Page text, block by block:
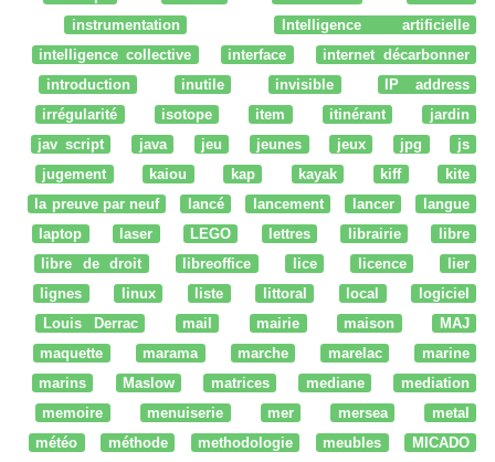
instrumentation
Intelligence artificielle
intelligence collective
interface
internet décarbonner
introduction
inutile invisible
IP address
irrégularité
isotope item itinérant
jardin
jav script
java jeu jeunes jeux jpg
js
jugement
kaiou kap kayak kiff
kite
la preuve par neuf
lancé lancement lancer
langue
laptop
laser LEGO lettres librairie
libre
libre de droit
libreoffice lice licence
lier
lignes
linux liste littoral local
logiciel
Louis Derrac
mail mairie maison
MAJ
maquette
marama marche marelac
marine
marins
Maslow matrices mediane
mediation
memoire
menuiserie mer mersea
metal
météo
méthode methodologie meubles
MICADO